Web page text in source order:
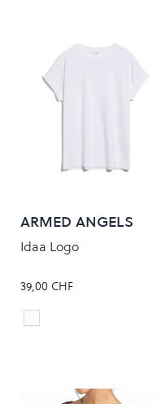
ARMED ANGELS
Idaa Logo
39,00 CHF
Colour
White